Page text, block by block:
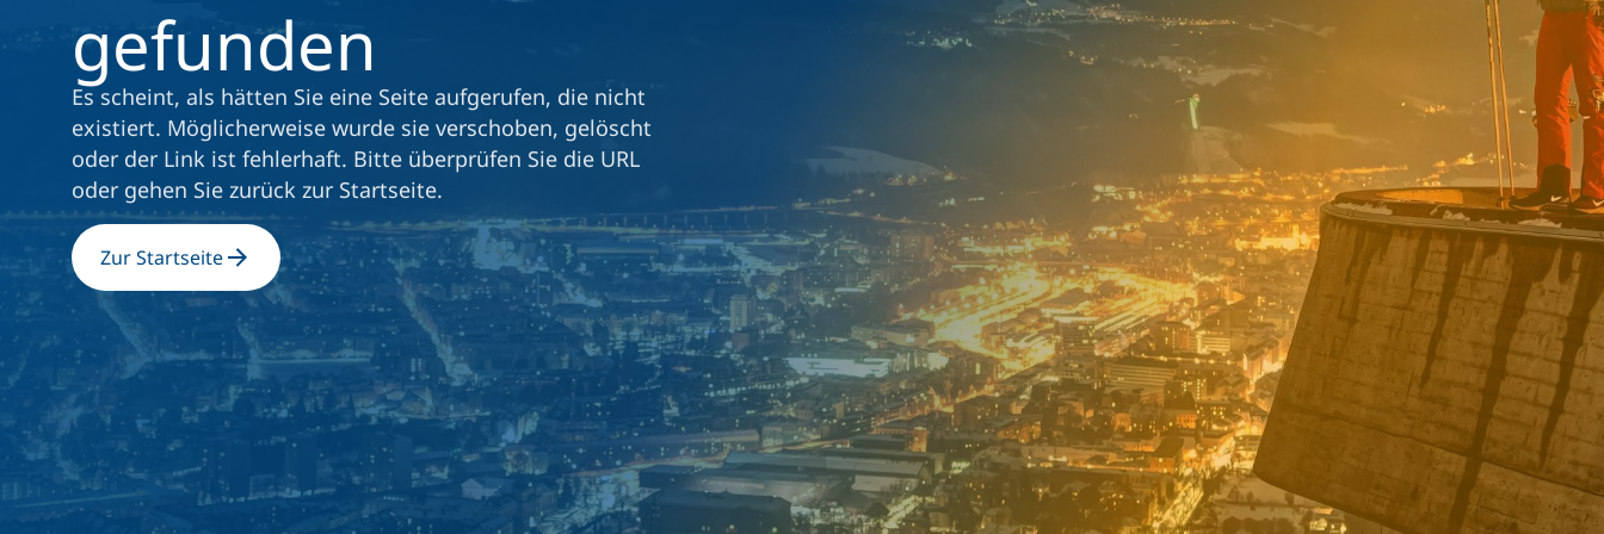
gefunden
Es scheint, als hätten Sie eine Seite aufgerufen, die nicht
existiert. Möglicherweise wurde sie verschoben, gelöscht
oder der Link ist fehlerhaft. Bitte überprüfen Sie die URL
oder gehen Sie zurück zur Startseite.
Zur Startseite